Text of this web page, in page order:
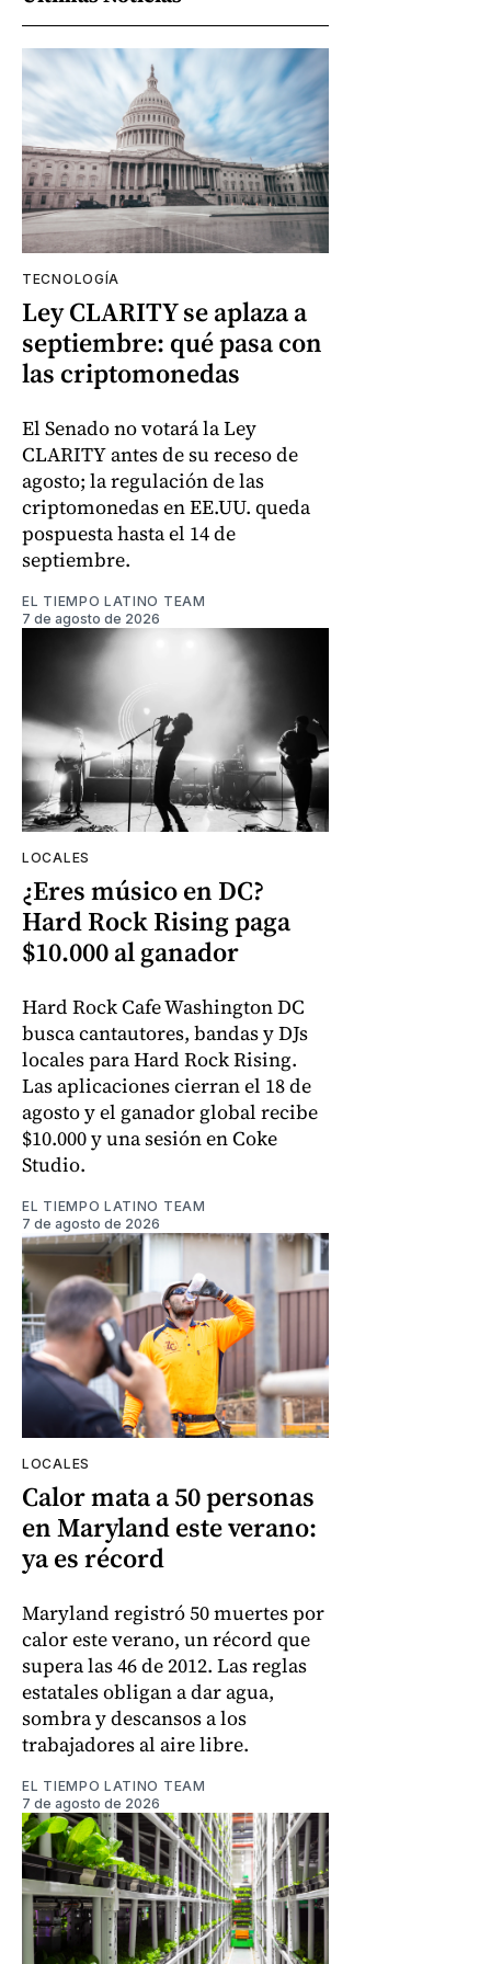
TECNOLOGÍA
Ley CLARITY se aplaza a
septiembre: qué pasa con
las criptomonedas
El Senado no votará la Ley
CLARITY antes de su receso de
agosto; la regulación de las
criptomonedas en EE.UU. queda
pospuesta hasta el 14 de
septiembre.
EL TIEMPO LATINO TEAM
7 de agosto de 2026
LOCALES
¿Eres músico en DC?
Hard Rock Rising paga
$10.000 al ganador
Hard Rock Cafe Washington DC
busca cantautores, bandas y DJs
locales para Hard Rock Rising.
Las aplicaciones cierran el 18 de
agosto y el ganador global recibe
$10.000 y una sesión en Coke
Studio.
EL TIEMPO LATINO TEAM
7 de agosto de 2026
LOCALES
Calor mata a 50 personas
en Maryland este verano:
ya es récord
Maryland registró 50 muertes por
calor este verano, un récord que
supera las 46 de 2012. Las reglas
estatales obligan a dar agua,
sombra y descansos a los
trabajadores al aire libre.
EL TIEMPO LATINO TEAM
7 de agosto de 2026